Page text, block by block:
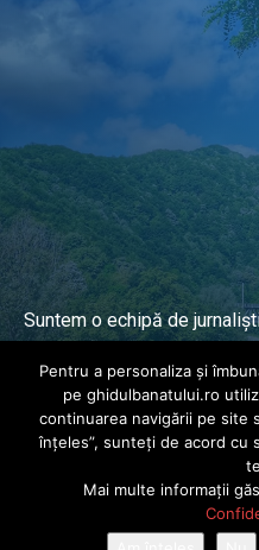
Suntem o echipă de
lucrat și lucrăm în presa
ani.
© Ghidul Banatului 2025.
Power
Pentru a personaliza și
pe ghidulbanatului.ro
continuarea navigării pe site
înțeles”, sunteți de acord cu
Mai multe informații